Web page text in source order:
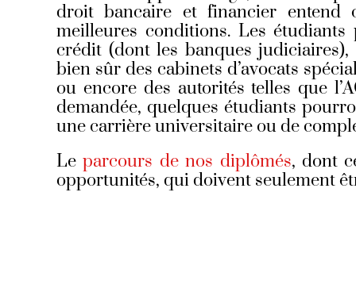
droit bancaire et financier entend
meilleures conditions. Les
crédit (dont les banques judiciaires),
bien sûr des cabinets d’avocats
ou encore des autorités telles que
demandée, quelques étudiants
une carrière universitaire ou de
Leparcours de nos diplômés, dont
opportunités, qui doivent seulement